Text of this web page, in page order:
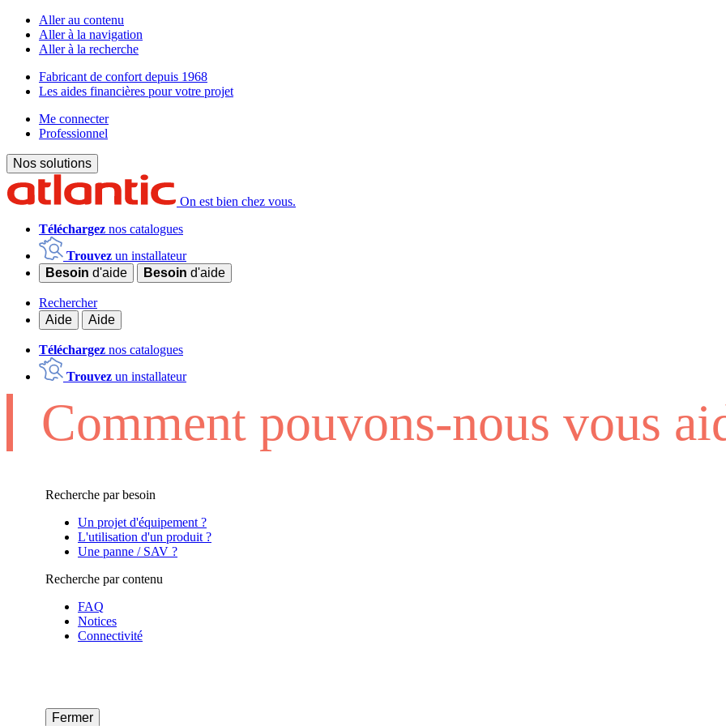
Aller au contenu
Aller à la navigation
Aller à la recherche
Fabricant de confort depuis 1968
Les aides financières pour votre projet
Me connecter
Professionnel
Nos solutions
On est bien chez vous.
Téléchargez nos catalogues
Trouvez un installateur
Besoin d'aide Besoin d'aide
Rechercher
Aide
Aide
Téléchargez nos catalogues
Trouvez un installateur
Comment pouvons-nous vous
Recherche par besoin
Un projet d'équipement ?
L'utilisation d'un produit ?
Une panne / SAV ?
Recherche par contenu
FAQ
Notices
Connectivité
Fermer